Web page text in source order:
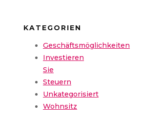
KATEGORIEN
Geschäftsmöglichkeiten
Investieren
Sie
Steuern
Unkategorisiert
Wohnsitz